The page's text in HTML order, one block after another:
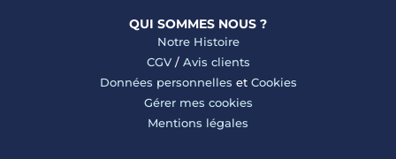
QUI SOMMES NOUS ?
Notre Histoire
CGV/ Avis clients
Données personnelles et Cookies
Gérer mes cookies
Mentions légales